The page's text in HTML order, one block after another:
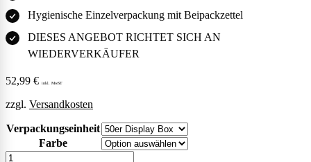
Hygienische Einzelverpackung mit Beipackzettel
DIESES ANGEBOT RICHTET SICH AN
WIEDERVERKÄUFER
52,99 € inkl. MwST
zzgl. Versandkosten
Verpackungseinheit
Farbe
FFP2